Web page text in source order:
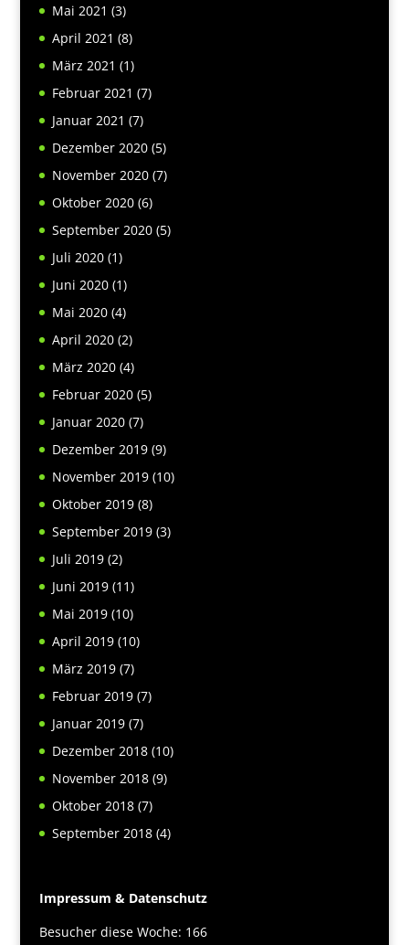
Mai 2021 (3)
April 2021 (8)
März 2021 (1)
Februar 2021 (7)
Januar 2021 (7)
Dezember 2020(5)
November 2020(7)
Oktober 2020(6)
September 2020(5)
Juli 2020(1)
Juni 2020(1)
Mai 2020(4)
April 2020(2)
März 2020(4)
Februar 2020(5)
Januar 2020(7)
Dezember 2019(9)
November 2019(10)
Oktober 2019(8)
September 2019(3)
Juli 2019(2)
Juni 2019(11)
Mai 2019(10)
April 2019(10)
März 2019(7)
Februar 2019(7)
Januar 2019(7)
Dezember 2018(10)
November 2018(9)
Oktober 2018(7)
September 2018(4)
Impressum & Datenschutz
Besucher diese Woche: 166